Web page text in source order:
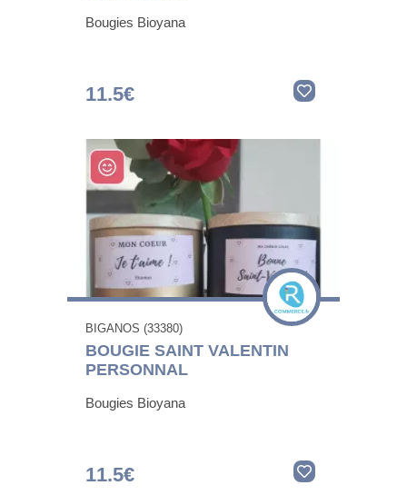
Bougies Bioyana
11.5€
BIGANOS (33380)
BOUGIE SAINT VALENTIN
PERSONNAL
Bougies Bioyana
11.5€